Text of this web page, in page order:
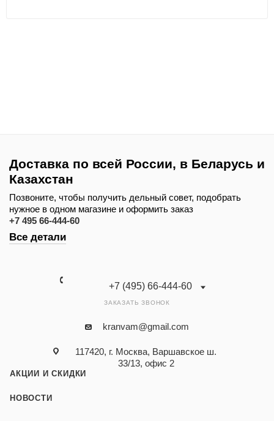
Доставка по всей России, в Беларусь и
Казахстан
Позвоните, чтобы получить дельный совет, подобрать
нужное в одном магазине и оформить заказ
+7 495 66-444-60
Все детали
+7 (495) 66-444-60
ЗАКАЗАТЬ ЗВОНОК
kranvam@gmail.com
117420, г. Москва, Варшавское ш.
33/13, офис 2
АКЦИИ И СКИДКИ
НОВОСТИ